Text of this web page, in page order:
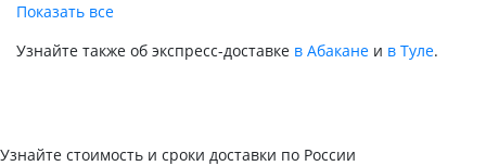
Показать все
Узнайте также об экспресс-доставке в Абакане и в Туле.
Узнайте стоимость и сроки доставки по России